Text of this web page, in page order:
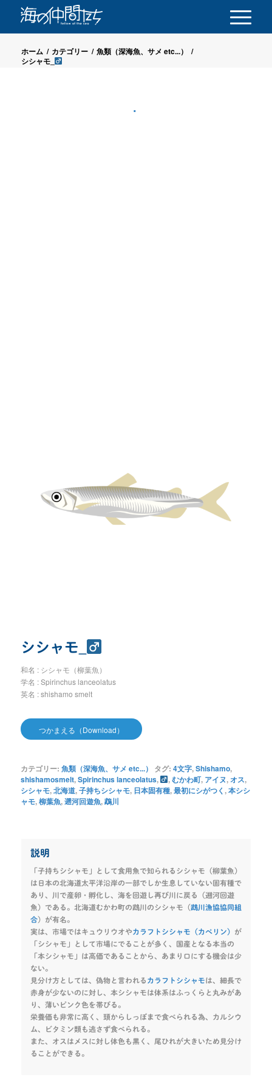
ホーム / カテゴリー / 魚類（深海魚、サメ etc...）
/
シシャモ_
シシャモ_
和名 : シシャモ（柳葉魚）
学名 : Spirinchus lanceolatus
英名 : shishamo smelt
つかまえる（Download）
カテゴリー: 魚類（深海魚、サメ etc...） タグ: 4文字,Shishamo,
shishamosmelt,Spirinchus lanceolatus, ,むかわ町, アイヌ,オス,
シシャモ,北海道,子持ちシシャモ, 日本固有種,最初にシがつく,本シシ
ャモ,柳葉魚,遡河回遊魚,鵡川
説明
「子持ちシシャモ」として食用魚で知られるシシャモ（柳葉魚）
は日本の北海道太平洋沿岸の一部でしか生息していない固有種で
あり、川で産卵・孵化し、海を回遊し再び川に戻る（遡河回遊
魚）である。北海道むかわ町の鵡川のシシャモ（鵡川漁協協同組
合）が有名。
実は、市場ではキュウリウオやカラフトシシャモ（カペリン）
が
「シシャモ」として市場にでることが多く、国産となる本当の
「本シシャモ」は高価であることから、あまり口にする機会は少
ない。
見分け方としては、偽物と言われる カラフトシシャモは、細長で
赤身が少ないのに対し、本シシャモは体系はふっくらと丸みがあ
り、薄いピンク色を帯びる。
栄養価も非常に高く、頭からしっぽまで食べられる為、カルシウ
ム、ビタミン類も逃さず食べられる。
また、オスはメスに対し体色も黒く、尾ひれが大きいため見分け
ることができる。